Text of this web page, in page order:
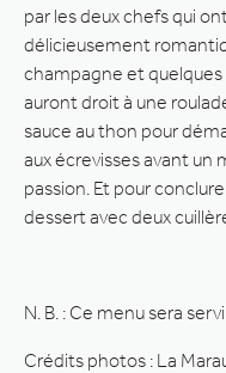
par les deux chefs qui
délicieusement
champagne et quelques
auront droit à une
sauce au thon pour
aux écrevisses avant un
passion. Et pour
dessert avec deux
N. B. : Ce menu sera
Crédits photos : La